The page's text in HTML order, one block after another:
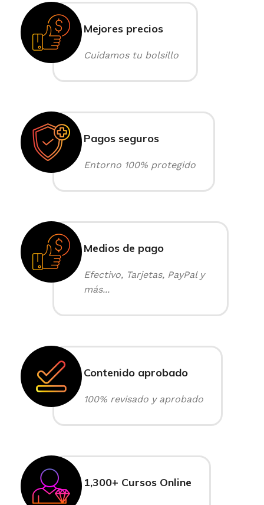
Mejores precios
Cuidamos tu bolsillo
Pagos seguros
Entorno 100% protegido
Medios de pago
Efectivo, Tarjetas, PayPal y
más...
Contenido aprobado
100% revisado y aprobado
1,300+ Cursos Online